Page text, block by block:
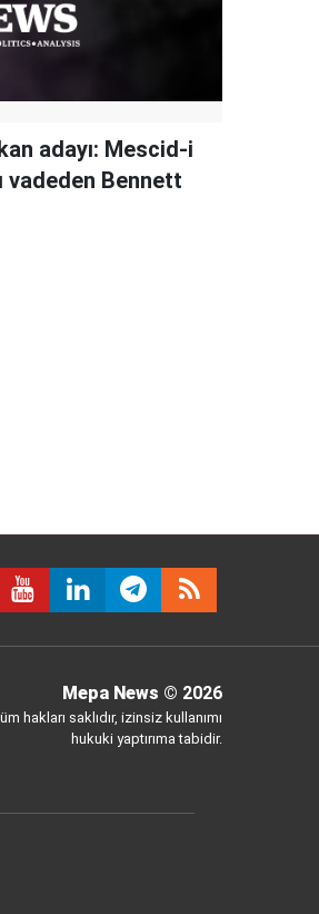
adayı: Mescid-i
vadeden Bennett
Mepa News © 2026
hakları saklıdır, izinsiz kullanımı
hukuki yaptırıma tabidir.